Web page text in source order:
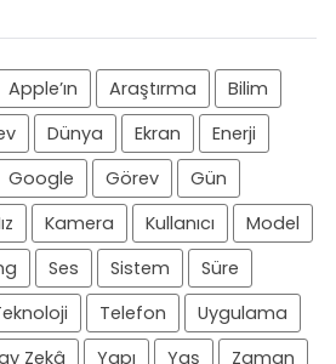
Apple’ın Araştırma
Bilim
Dünya Ekran
Enerji
Google Görev
Gün
Kamera Kullanıcı
Model
Ses Sistem
Süre
Telefon
Uygulama
Zekâ Yapı Yaş Zaman